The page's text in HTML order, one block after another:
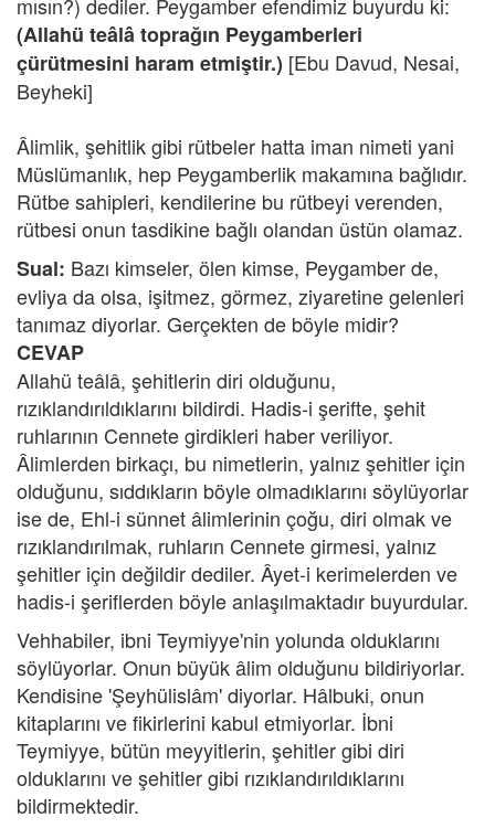
(Allahü teâlâ toprağın Peygamberleri
çürütmesini haram etmiştir.) [Ebu Davud, Nesai,
Beyheki]
Âlimlik, şehitlik gibi rütbeler hatta iman nimeti yani
Müslümanlık, hep Peygamberlik makamına bağlıdır.
Rütbe sahipleri, kendilerine bu rütbeyi verenden,
rütbesi onun tasdikine bağlı olandan üstün olamaz.
Sual: Bazı kimseler, ölen kimse, Peygamber de,
evliya da olsa, işitmez, görmez, ziyaretine gelenleri
tanımaz diyorlar. Gerçekten de böyle midir?
CEVAP
Allahü teâlâ, şehitlerin diri olduğunu,
rızıklandırıldıklarını bildirdi. Hadis-i şerifte, şehit
ruhlarının Cennete girdikleri haber veriliyor.
Âlimlerden birkaçı, bu nimetlerin, yalnız şehitler için
olduğunu, sıddıkların böyle olmadıklarını söylüyorlar
ise de, Ehl-i sünnet âlimlerinin çoğu, diri olmak ve
rızıklandırılmak, ruhların Cennete girmesi, yalnız
şehitler için değildir dediler. Âyet-i kerimelerden ve
hadis-i şeriflerden böyle anlaşılmaktadır buyurdular.
Vehhabiler, ibni Teymiyye'nin yolunda olduklarını
söylüyorlar. Onun büyük âlim olduğunu bildiriyorlar.
Kendisine 'Şeyhülislâm' diyorlar. Hâlbuki, onun
kitaplarını ve fikirlerini kabul etmiyorlar. İbni
Teymiyye, bütün meyyitlerin, şehitler gibi diri
olduklarını ve şehitler gibi rızıklandırıldıklarını
bildirmektedir.